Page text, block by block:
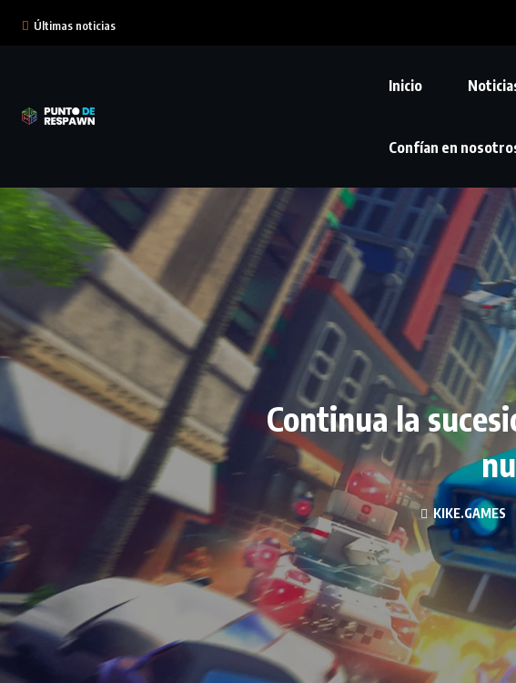
Últimas noticias
Inicio
Confían en
Continua la
KIKE.GAMES